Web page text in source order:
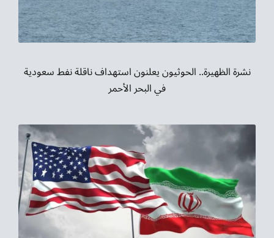
نشرة الظهيرة.. الحوثيون يعلنون استهداف ناقلة نفط سعودية
في البحر الأحمر